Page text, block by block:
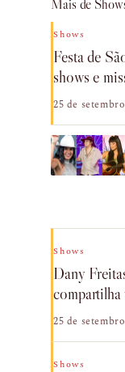
Mais de
Shows
Festa de
shows e
25 de
Shows
Dany
compartilha
25 de
Shows